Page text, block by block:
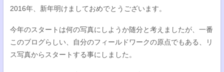
2016年、新年明けましておめでとうございます。
今年のスタートは何の写真にしようか随分と考えましたが、一番
このブログらしい、自分のフィールドワークの原点でもある、リ
ス写真からスタートする事にしました。